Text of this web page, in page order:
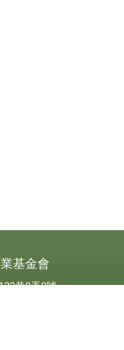
基金會
巷8弄8號